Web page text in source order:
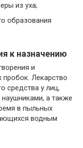
из уха;
образования
к назначению
и
Лекарство
средства у лиц,
а также
в пыльных
водным